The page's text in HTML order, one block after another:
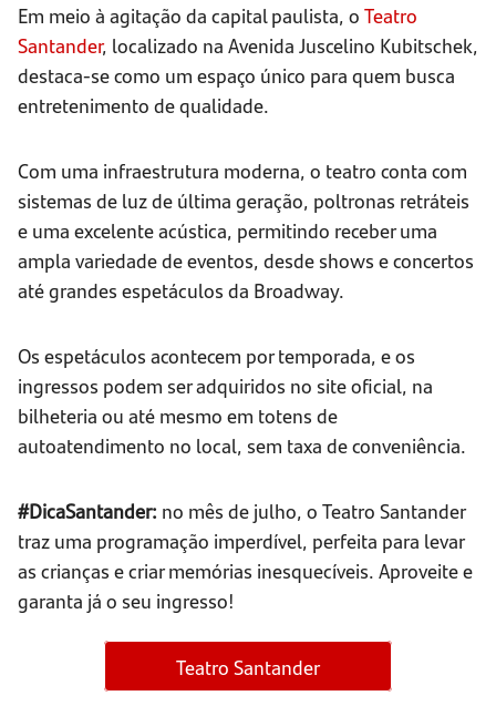
Em meio à agitação da capital paulista, o Teatro
Santander, localizado na Avenida Juscelino Kubitschek,
destaca-se como um espaço único para quem busca
entretenimento de qualidade.
Com uma infraestrutura moderna, o teatro conta com
sistemas de luz de última geração, poltronas retráteis
e uma excelente acústica, permitindo receber uma
ampla variedade de eventos, desde shows e concertos
até grandes espetáculos da Broadway.
Os espetáculos acontecem por temporada, e os
ingressos podem ser adquiridos no site oficial, na
bilheteria ou até mesmo em totens de
autoatendimento no local, sem taxa de conveniência.
#DicaSantander: no mês de julho, o Teatro Santander
traz uma programação imperdível, perfeita para levar
as crianças e criar memórias inesquecíveis. Aproveite e
garanta já o seu ingresso!
Teatro Santander